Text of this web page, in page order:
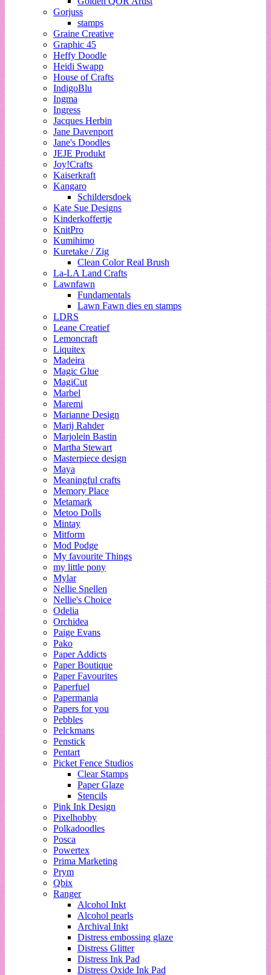
Gorjuss
stamps
Graine Creative
Graphic 45
Heffy Doodle
Heidi Swapp
House of Crafts
IndigoBlu
Ingma
Ingress
Jacques Herbin
Jane Davenport
Jane's Doodles
JEJE Produkt
Joy!Crafts
Kaiserkraft
Kangaro
Schildersdoek
Kate Sue Designs
Kinderkoffertje
KnitPro
Kumihimo
Kuretake / Zig
Clean Color Real Brush
La-LA Land Crafts
Lawnfawn
Fundamentals
Lawn Fawn dies en stamps
LDRS
Leane Creatief
Lemoncraft
Liquitex
Madeira
Magic Glue
MagiCut
Marbel
Maremi
Marianne Design
Marij Rahder
Marjolein Bastin
Martha Stewart
Masterpiece design
Maya
Meaningful crafts
Memory Place
Metamark
Metoo Dolls
Mintay
Mitform
Mod Podge
My favourite Things
my little pony
Mylar
Nellie Snellen
Nellie's Choice
Odelia
Orchidea
Paige Evans
Pako
Paper Addicts
Paper Boutique
Paper Favourites
Paperfuel
Papermania
Papers for you
Pebbles
Pelckmans
Penstick
Pentart
Picket Fence Studios
Clear Stamps
Paper Glaze
Stencils
Pink Ink Design
Pixelhobby
Polkadoodles
Posca
Powertex
Prima Marketing
Prym
Qbix
Ranger
Alcohol Inkt
Alcohol pearls
Archival Inkt
Distress embossing glaze
Distress Glitter
Distress Ink Pad
Distress Oxide Ink Pad